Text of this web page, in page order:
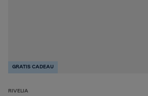
GRATIS CADEAU
RIVELIA